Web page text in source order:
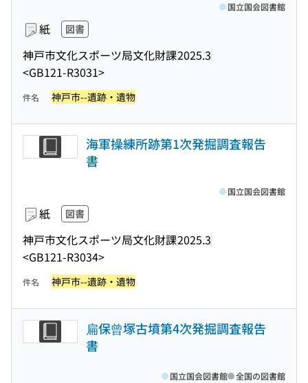
紙 図書
神戸市文化スポーツ局文化財課2025.3
<GB121-R3031>
国立国会図書館
件名 神戸市--遺跡・遺物
海軍操練所跡第1次発掘調査報告
書
紙 図書
神戸市文化スポーツ局文化財課2025.3
<GB121-R3034>
国立国会図書館
件名 神戸市--遺跡・遺物
扁保曾塚古墳第4次発掘調査報告
書
国立国会図書館 全国の図書館